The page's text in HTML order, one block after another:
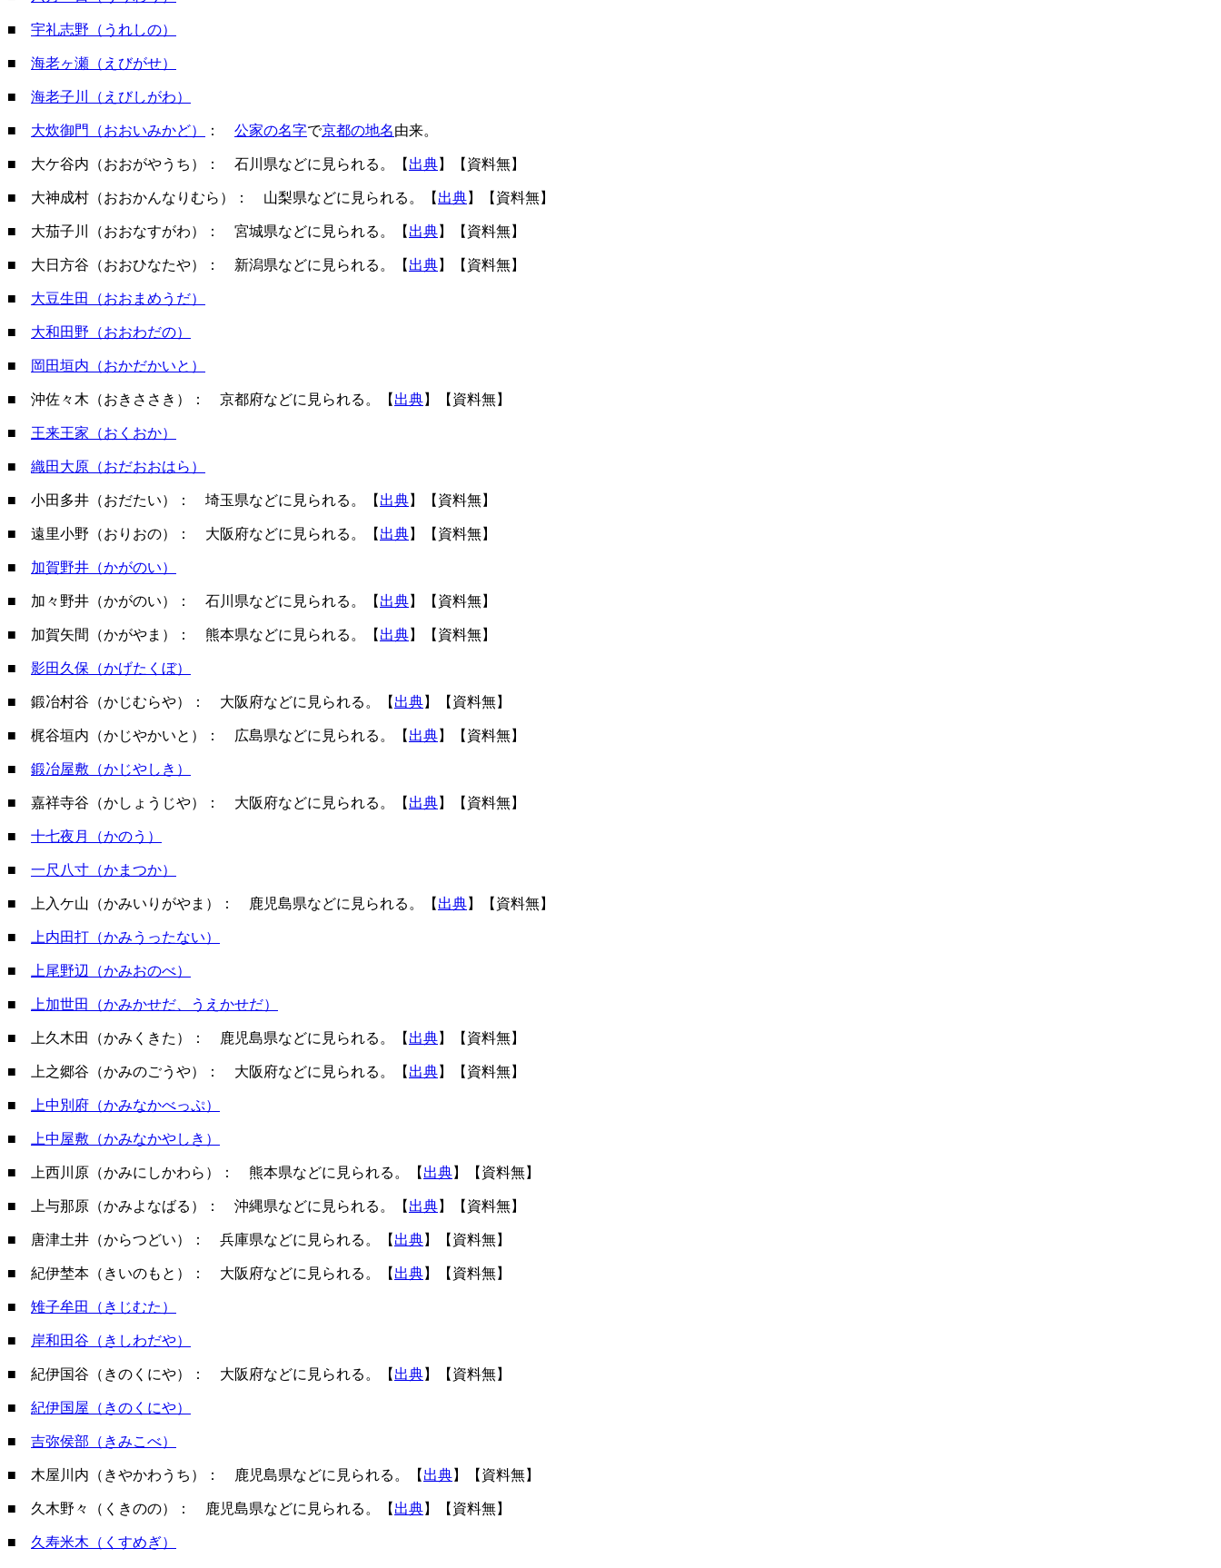
■ 宇礼志野（うれしの）
■ 海老ヶ瀬（えびがせ）
■ 海老子川（えびしがわ）
■ 大炊御門（おおいみかど） ： 公家の名字で京都の地名由来。
■ 大ケ谷内（おおがやうち）： 石川県などに見られる。【 出典】【資料無】
■ 大神成村（おおかんなりむら）： 山梨県などに見られる。【 出典】【資料無】
■ 大茄子川（おおなすがわ）： 宮城県などに見られる。【 出典】【資料無】
■ 大日方谷（おおひなたや）： 新潟県などに見られる。【 出典】【資料無】
■ 大豆生田（おおまめうだ）
■ 大和田野（おおわだの）
■ 岡田垣内（おかだかいと）
■ 沖佐々木（おきささき）： 京都府などに見られる。【 出典】【資料無】
■ 王来王家（おくおか）
■ 織田大原（おだおおはら）
■ 小田多井（おだたい）： 埼玉県などに見られる。【 出典】【資料無】
■ 遠里小野（おりおの）： 大阪府などに見られる。【 出典】【資料無】
■ 加賀野井（かがのい）
■ 加々野井（かがのい）： 石川県などに見られる。【 出典】【資料無】
■ 加賀矢間（かがやま）： 熊本県などに見られる。【 出典】【資料無】
■ 影田久保（かげたくぼ）
■ 鍛冶村谷（かじむらや）： 大阪府などに見られる。【 出典】【資料無】
■ 梶谷垣内（かじやかいと）： 広島県などに見られる。【 出典】【資料無】
■ 鍛冶屋敷（かじやしき）
■ 嘉祥寺谷（かしょうじや）： 大阪府などに見られる。【 出典】【資料無】
■ 十七夜月（かのう）
■ 一尺八寸（かまつか）
■ 上入ケ山（かみいりがやま）： 鹿児島県などに見られる。【 出典】【資料無】
■ 上内田打（かみうったない）
■ 上尾野辺（かみおのべ）
■ 上加世田（かみかせだ、うえかせだ）
■ 上久木田（かみくきた）： 鹿児島県などに見られる。【 出典】【資料無】
■ 上之郷谷（かみのごうや）： 大阪府などに見られる。【 出典】【資料無】
■ 上中別府（かみなかべっぷ）
■ 上中屋敷（かみなかやしき）
■ 上西川原（かみにしかわら）： 熊本県などに見られる。【 出典】【資料無】
■ 上与那原（かみよなばる）： 沖縄県などに見られる。【 出典】【資料無】
■ 唐津土井（からつどい）： 兵庫県などに見られる。【 出典】【資料無】
■ 紀伊埜本（きいのもと）： 大阪府などに見られる。【 出典】【資料無】
■ 雉子牟田（きじむた）
■ 岸和田谷（きしわだや）
■ 紀伊国谷（きのくにや）： 大阪府などに見られる。【 出典】【資料無】
■ 紀伊国屋（きのくにや）
■ 吉弥侯部（きみこべ）
■ 木屋川内（きやかわうち）： 鹿児島県などに見られる。【 出典】【資料無】
■ 久木野々（くきのの）： 鹿児島県などに見られる。【 出典】【資料無】
■ 久寿米木（くすめぎ）